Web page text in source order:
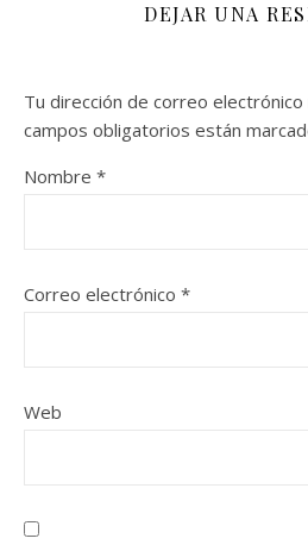
DEJAR UNA
Tu dirección de correo electrónico
campos obligatorios están
Nombre *
Correo electrónico *
Web